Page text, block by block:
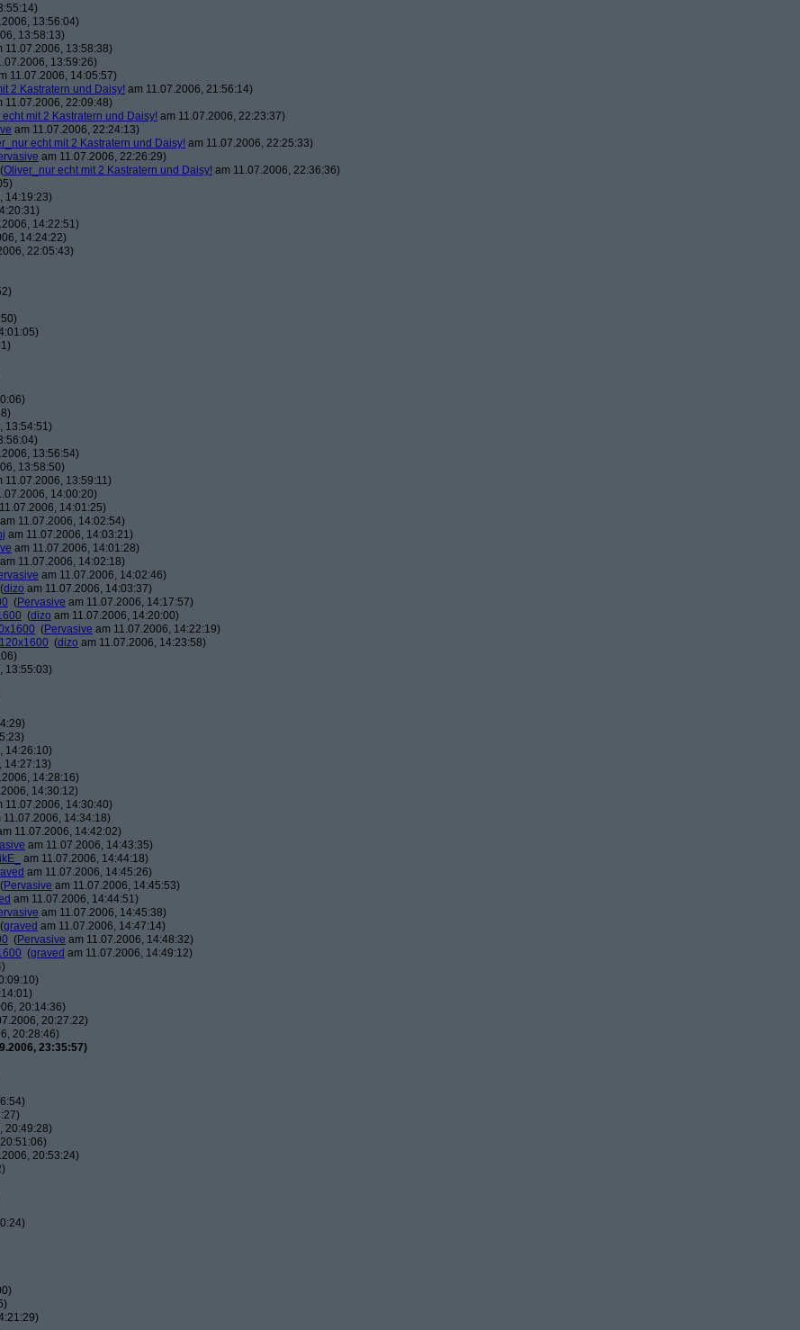
13:56:04)
13:58:13)
11.07.2006, 13:58:38)
13:59:26)
11.07.2006, 14:05:57)
2 Kastratern und Daisy! am 11.07.2006, 21:56:14)
11.07.2006, 22:09:48)
mit 2 Kastratern und Daisy! am 11.07.2006, 22:23:37)
am 11.07.2006, 22:24:13)
echt mit 2 Kastratern und Daisy! am 11.07.2006, 22:25:33)
am 11.07.2006, 22:26:29)
(Oliver_nur echt mit 2 Kastratern und Daisy! am 11.07.2006, 22:36:36)
14:19:23)
14:22:51)
14:24:22)
22:05:43)
13:54:51)
13:56:54)
13:58:50)
11.07.2006, 13:59:11)
14:00:20)
14:01:25)
am 11.07.2006, 14:02:54)
am 11.07.2006, 14:03:21)
am 11.07.2006, 14:01:28)
am 11.07.2006, 14:02:18)
am 11.07.2006, 14:02:46)
(dizo am 11.07.2006, 14:03:37)
(Pervasive am 11.07.2006, 14:17:57)
(dizo am 11.07.2006, 14:20:00)
(Pervasive am 11.07.2006, 14:22:19)
(dizo am 11.07.2006, 14:23:58)
13:55:03)
14:26:10)
14:27:13)
14:28:16)
14:30:12)
11.07.2006, 14:30:40)
11.07.2006, 14:34:18)
11.07.2006, 14:42:02)
am 11.07.2006, 14:43:35)
am 11.07.2006, 14:44:18)
am 11.07.2006, 14:45:26)
(Pervasive am 11.07.2006, 14:45:53)
am 11.07.2006, 14:44:51)
am 11.07.2006, 14:45:38)
(graved am 11.07.2006, 14:47:14)
(Pervasive am 11.07.2006, 14:48:32)
(graved am 11.07.2006, 14:49:12)
20:14:36)
20:27:22)
20:28:46)
23:35:57)
20:49:28)
20:53:24)